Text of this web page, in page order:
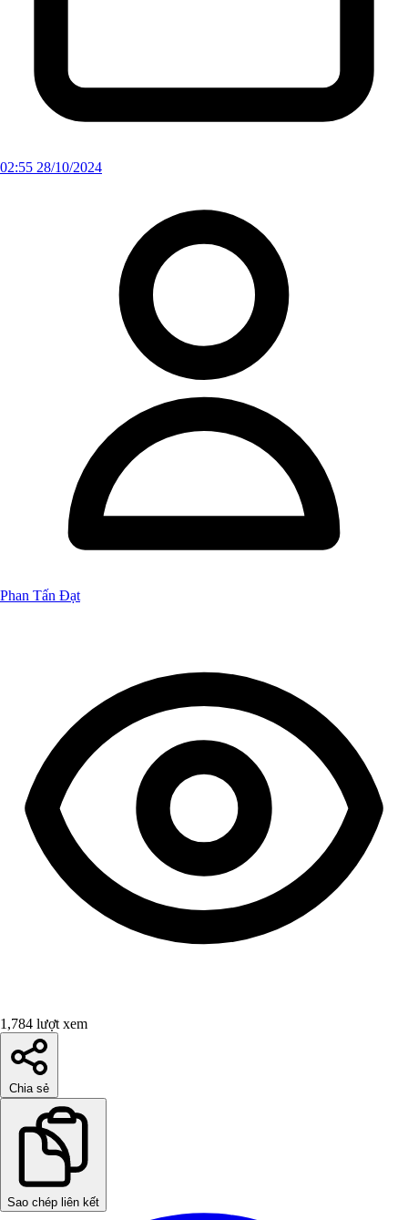
02:55 28/10/2024
Phan Tấn Đạt
1,784 lượt xem
Chia sẻ
Sao chép liên kết